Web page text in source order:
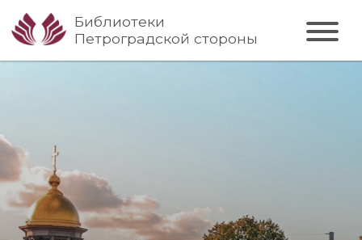
Библиотеки
Петроградской стороны